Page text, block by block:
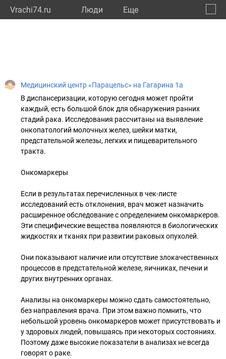
Vrachi74.ru Люди Eще
Медицинский центр «Парацельс» на Гагарина 1а
В диспансеризации, которую сегодня может пройти
каждый, есть большой блок для обнаружения ранних
стадий рака. Исследования рассчитаны на выявление
онкопатологий молочных желез, шейки матки,
предстательной железы, легких и пищеварительного
тракта.
Онкомаркеры
Если в результатах перечисленных в чек-листе
исследований есть отклонения, врач может назначить
расширенное обследование с определением онкомаркеров.
Эти специфические вещества появляются в биологических
жидкостях и тканях при развитии раковых опухолей.
Они показывают наличие или отсутствие злокачественных
процессов в предстательной железе, яичниках, печени и
других внутренних органах.
Анализы на онкомаркеры можно сдать самостоятельно,
без направления врача. При этом важно помнить, что
небольшой уровень онкомаркеров может присутствовать и
у здоровых людей, повышаясь при некоторых состояниях.
Поэтому даже высокие показатели в анализах не всегда
говорят о раке.